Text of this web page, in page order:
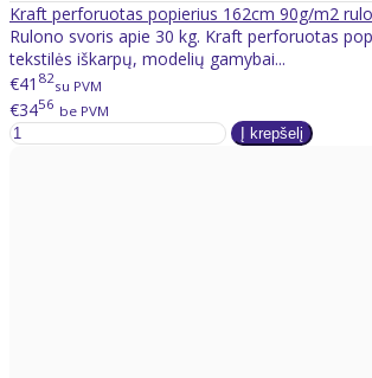
Kraft perforuotas popierius 162cm 90g/m2
Rulono svoris apie 30 kg. Kraft perforuotas
tekstilės iškarpų, modelių gamybai...
€41 82su PVM
€3456 be PVM